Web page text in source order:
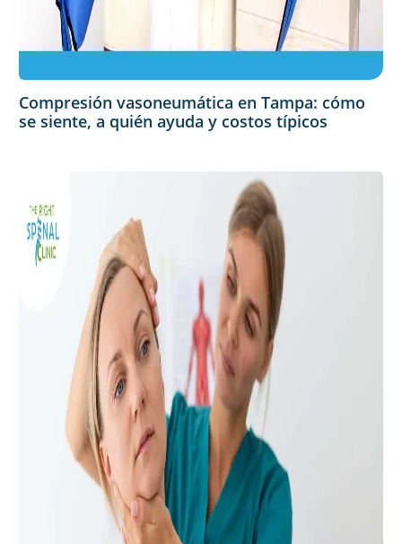
Compresión vasoneumática en Tampa: cómo
se siente, a quién ayuda y costos típicos